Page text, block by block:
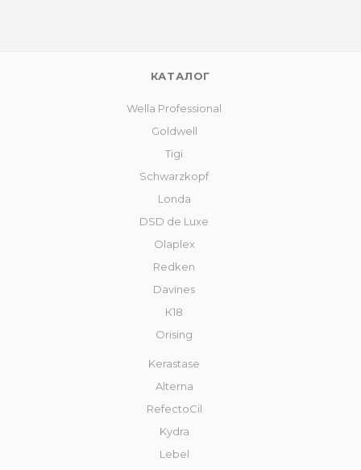
КАТАЛОГ
Wella Professional
Goldwell
Tigi
Schwarzkopf
Londa
DSD de Luxe
Olaplex
Redken
Davines
К18
Orising
Kerastase
Alterna
RefectoCil
Kydra
Lebel